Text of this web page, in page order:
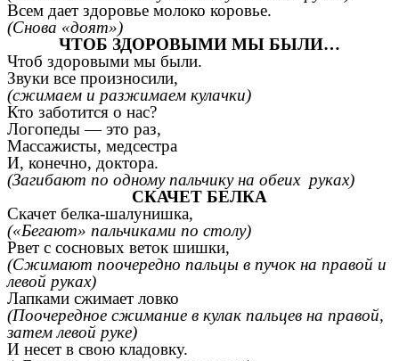
Всем дает здоровье молоко коровье.
(Снова «доят»)
ЧТОБ ЗДОРОВЫМИ МЫ БЫЛИ…
Чтоб здоровыми мы были.
Звуки все произносили,
(сжимаем и разжимаем кулачки)
Кто заботится о нас?
Логопеды — это раз,
Массажисты, медсестра
И, конечно, доктора.
(Загибают по одному пальчику на обеих руках)
СКАЧЕТ БЕЛКА
Скачет белка-шалунишка,
(«Бегают» пальчиками по столу)
Рвет с сосновых веток шишки,
(Сжимают поочередно пальцы в пучок на правой и
левой руках)
Лапками сжимает ловко
(Поочередное сжимание в кулак пальцев на правой,
затем левой руке)
И несет в свою кладовку.